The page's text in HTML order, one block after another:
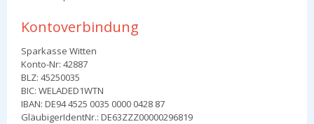
Kontoverbindung
Sparkasse Witten
Konto-Nr: 42887
BLZ: 45250035
BIC: WELADED1WTN
IBAN: DE94 4525 0035 0000 0428 87
GläubigerIdentNr.: DE63ZZZ00000296819